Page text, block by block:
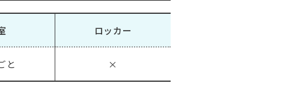
と
ロッカー
×